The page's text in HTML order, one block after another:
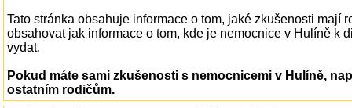
Tato stránka obsahuje informace o tom, jaké zkušenosti mají
obsahovat jak informace o tom, kde je nemocnice v Hulíně k
vydat.
Pokud máte sami zkušenosti s nemocnicemi v Hulíně,
ostatním rodičům.